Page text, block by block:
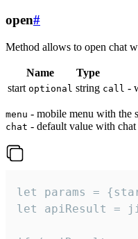
open#
Method allows to open chat
Name Type
start optional string call -
menu - mobile menu with the
chat - default value with
let params =
let apiResult =